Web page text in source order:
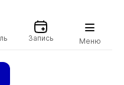
Запись Меню